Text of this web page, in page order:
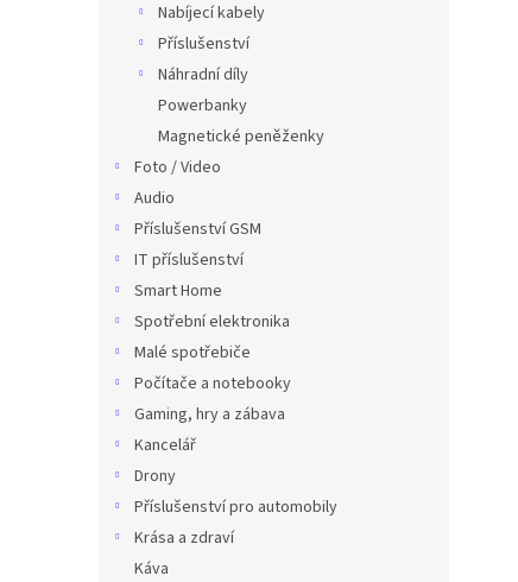
Nabíjecí kabely
Příslušenství
Náhradní díly
Powerbanky
Magnetické peněženky
Foto / Video
Audio
Příslušenství GSM
IT příslušenství
Smart Home
Spotřební elektronika
Malé spotřebiče
Počítače a notebooky
Gaming, hry a zábava
Kancelář
Drony
Příslušenství pro automobily
Krása a zdraví
Káva